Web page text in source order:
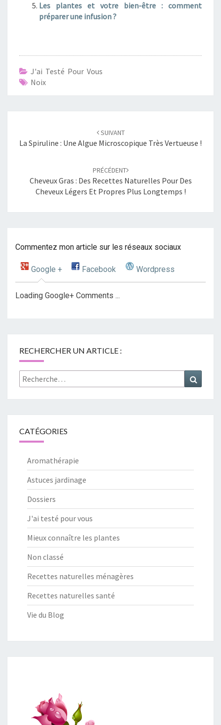
Les plantes et votre bien-être : comment
préparer une infusion ?
J'ai Testé Pour Vous
Noix
d'article
SUIVANT
La Spiruline : Une Algue Microscopique Très Vertueuse !
PRÉCÉDENT
Cheveux Gras : Des Recettes Naturelles Pour Des
Cheveux Légers Et Propres Plus Longtemps !
Commentez mon article sur les réseaux sociaux
Google + Facebook Wordpress
Loading Google+ Comments ...
RECHERCHER UN ARTICLE :
Rechercher :
CATÉGORIES
Aromathérapie
Astuces jardinage
Dossiers
J'ai testé pour vous
Mieux connaître les plantes
Non classé
Recettes naturelles ménagères
Recettes naturelles santé
Vie du Blog